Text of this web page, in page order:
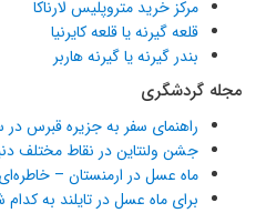
مرکز خرید متروپلیس لارناکا
قلعه گیرنه یا قلعه کایرنیا
بندر گیرنه یا گیرنه هاربر
مجله گردشگری
راهنمای سفر به جزیره قبرس در سال
جشن ولنتاین در نقاط مختلف
ماه عسل در ارمنستان –
برای ماه عسل در تایلند به کدام